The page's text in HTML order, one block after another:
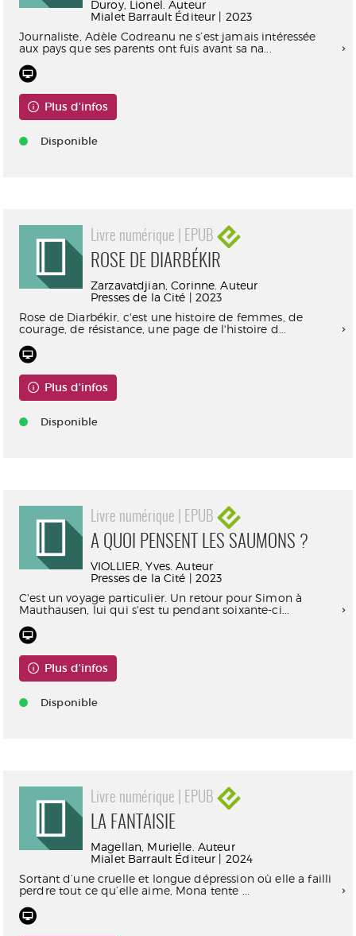
Duroy, Lionel. Auteur
Mialet Barrault Éditeur | 2023
Journaliste, Adèle Codreanu ne s’est jamais intéressée
aux pays que ses parents ont fuis avant sa na...
Plus d'infos
Disponible
Livre numérique | EPUB
ROSE DE DIARBÉKIR
Zarzavatdjian, Corinne. Auteur
Presses de la Cité | 2023
Rose de Diarbékir, c'est une histoire de femmes, de
courage, de résistance, une page de l'histoire d...
Plus d'infos
Disponible
Livre numérique | EPUB
A QUOI PENSENT LES SAUMONS ?
VIOLLIER, Yves. Auteur
Presses de la Cité | 2023
C'est un voyage particulier. Un retour pour Simon à
Mauthausen, lui qui s'est tu pendant soixante-ci...
Plus d'infos
Disponible
Livre numérique | EPUB
LA FANTAISIE
Magellan, Murielle. Auteur
Mialet Barrault Éditeur | 2024
Sortant d’une cruelle et longue dépression où elle a failli
perdre tout ce qu’elle aime, Mona tente ...